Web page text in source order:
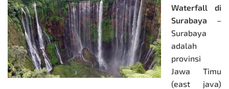
Waterfall di
Surabaya –
Surabaya
adalah
provinsi
Jawa Timu
(east java)